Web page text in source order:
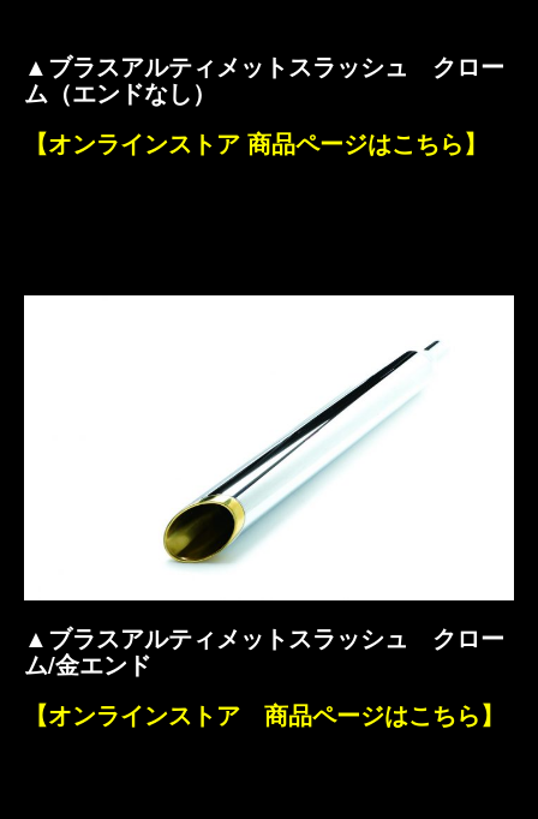
▲ブラスアルティメットスラッシュ クロー
ム（エンドなし）
【オンラインストア 商品ページはこちら】
▲ブラスアルティメットスラッシュ クロー
ム/金エンド
【オンラインストア 商品ページはこちら】